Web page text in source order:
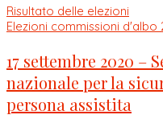
Risultato delle elezioni
Elezioni commissioni d'albo
17 settembre 2020 –
nazionale per la
persona assistita